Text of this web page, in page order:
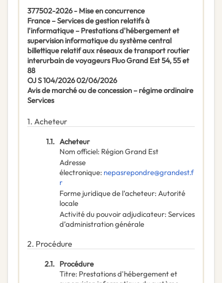
377502-2026 - Mise en concurrence
France – Services de gestion relatifs à
l'informatique – Prestations d'hébergement et
supervision informatique du système central
billettique relatif aux réseaux de transport routier
interurbain de voyageurs Fluo Grand Est 54, 55 et
88
OJ S 104/2026 02/06/2026
Avis de marché ou de concession – régime ordinaire
Services
1. Acheteur
1.1. Acheteur
Nom officiel: Région Grand Est
Adresse
électronique: nepasrepondre@grandest.f
r
Forme juridique de l’acheteur: Autorité
locale
Activité du pouvoir adjudicateur: Services
d’administration générale
2. Procédure
2.1. Procédure
Titre: Prestations d'hébergement et